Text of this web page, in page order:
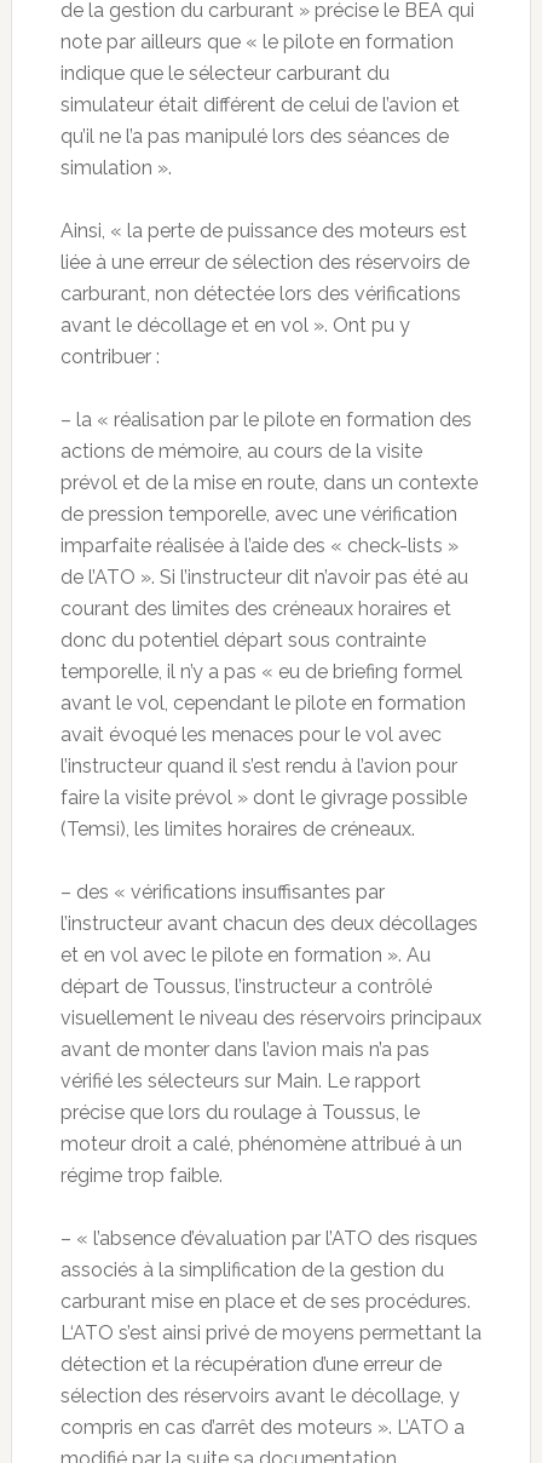
de la gestion du carburant » précise le BEA qui
note par ailleurs que « le pilote en formation
indique que le sélecteur carburant du
simulateur était différent de celui de l’avion et
qu’il ne l’a pas manipulé lors des séances de
simulation ».
Ainsi, « la perte de puissance des moteurs est
liée à une erreur de sélection des réservoirs de
carburant, non détectée lors des vérifications
avant le décollage et en vol ». Ont pu y
contribuer :
– la « réalisation par le pilote en formation des
actions de mémoire, au cours de la visite
prévol et de la mise en route, dans un contexte
de pression temporelle, avec une vérification
imparfaite réalisée à l’aide des « check-lists »
de l’ATO ». Si l’instructeur dit n’avoir pas été au
courant des limites des créneaux horaires et
donc du potentiel départ sous contrainte
temporelle, il n’y a pas « eu de briefing formel
avant le vol, cependant le pilote en formation
avait évoqué les menaces pour le vol avec
l’instructeur quand il s’est rendu à l’avion pour
faire la visite prévol » dont le givrage possible
(Temsi), les limites horaires de créneaux.
– des « vérifications insuffisantes par
l’instructeur avant chacun des deux décollages
et en vol avec le pilote en formation ». Au
départ de Toussus, l’instructeur a contrôlé
visuellement le niveau des réservoirs principaux
avant de monter dans l’avion mais n’a pas
vérifié les sélecteurs sur Main. Le rapport
précise que lors du roulage à Toussus, le
moteur droit a calé, phénomène attribué à un
régime trop faible.
– « l’absence d’évaluation par l’ATO des risques
associés à la simplification de la gestion du
carburant mise en place et de ses procédures.
L‘ATO s’est ainsi privé de moyens permettant la
détection et la récupération d’une erreur de
sélection des réservoirs avant le décollage, y
compris en cas d’arrêt des moteurs ». L’ATO a